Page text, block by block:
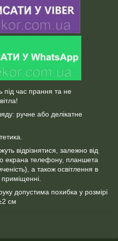
час прання та не
ручне або делікатне
відрізнятися, залежно від
екрана телефону, планшета
а також освітлення в
допустима похибка у розмірі
см